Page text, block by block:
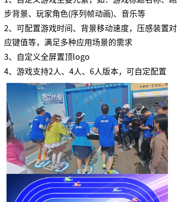
步背景、玩家角色(序列帧动画)、音乐等
2、可配置游戏时间、背景移动速度，压感装置对
应键值等，满足多种应用场景的需求
3、自定义全屏置顶logo
4、游戏支持2人、4人、6人版本，可自定配置